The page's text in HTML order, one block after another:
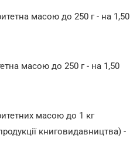
масою до 250 г - на 1,50
масою до 250 г - на 1,50
масою до 1 кг
книговидавництва) -